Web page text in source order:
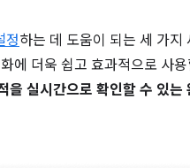
정하는 데 도움이 되는 세 가지
더욱 쉽고 효과적으로 사
실시간으로 확인할 수 있는